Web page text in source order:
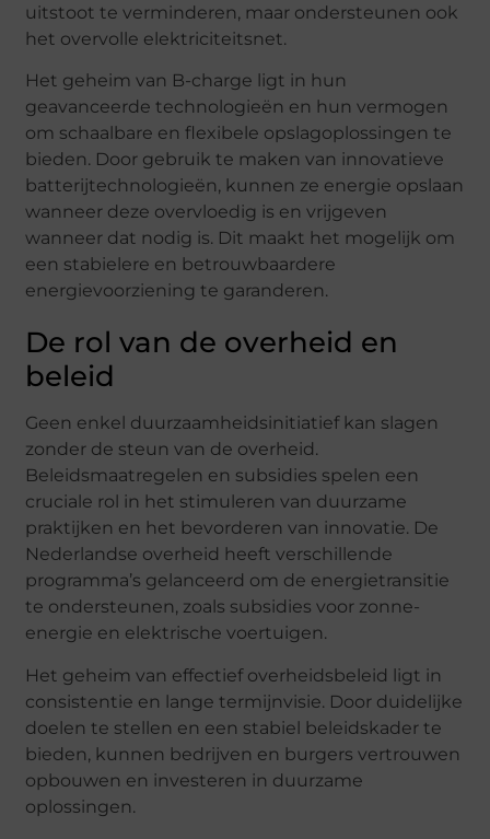
uitstoot te verminderen, maar ondersteunen ook
het overvolle elektriciteitsnet.
Het geheim van B-charge ligt in hun
geavanceerde technologieën en hun vermogen
om schaalbare en flexibele opslagoplossingen te
bieden. Door gebruik te maken van innovatieve
batterijtechnologieën, kunnen ze energie opslaan
wanneer deze overvloedig is en vrijgeven
wanneer dat nodig is. Dit maakt het mogelijk om
een stabielere en betrouwbaardere
energievoorziening te garanderen.
De rol van de overheid en
beleid
Geen enkel duurzaamheidsinitiatief kan slagen
zonder de steun van de overheid.
Beleidsmaatregelen en subsidies spelen een
cruciale rol in het stimuleren van duurzame
praktijken en het bevorderen van innovatie. De
Nederlandse overheid heeft verschillende
programma’s gelanceerd om de energietransitie
te ondersteunen, zoals subsidies voor zonne-
energie en elektrische voertuigen.
Het geheim van effectief overheidsbeleid ligt in
consistentie en lange termijnvisie. Door duidelijke
doelen te stellen en een stabiel beleidskader te
bieden, kunnen bedrijven en burgers vertrouwen
opbouwen en investeren in duurzame
oplossingen.